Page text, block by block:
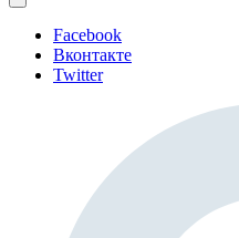
Facebook
Вконтакте
Twitter